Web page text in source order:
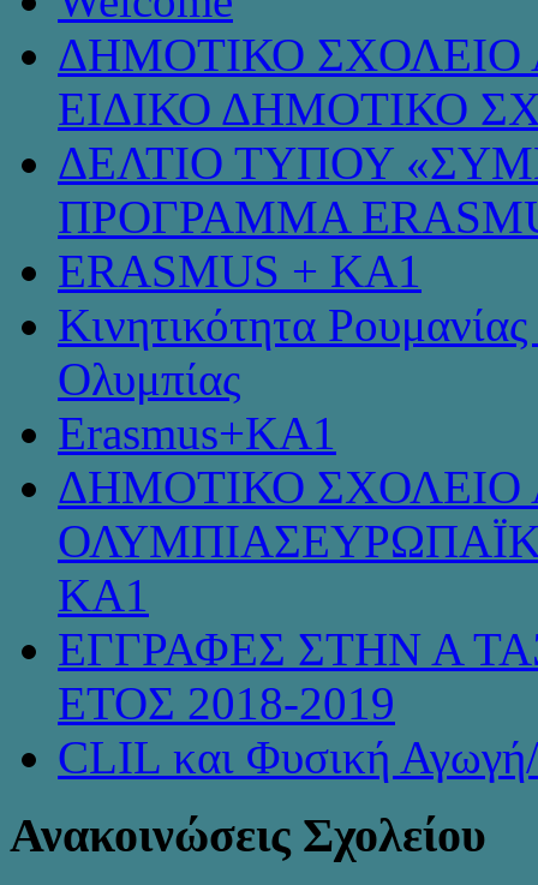
ΔΗΜΟΤΙΚΟ ΣΧΟΛΕΙΟ
ΕΙΔΙΚΟ ΔΗΜΟΤΙΚΟ
ΔΕΛΤΙΟ ΤΥΠΟΥ
ΠΡΟΓΡΑΜΜΑ
ERASMUS + KA1
Κινητικότητα
Ολυμπίας
Erasmus+KA1
ΔΗΜΟΤΙΚΟ ΣΧΟΛΕΙΟ
KA1
ΕΓΓΡΑΦΕΣ ΣΤΗΝ Α
ΕΤΟΣ 2018-2019
CLIL και Φυσική
Ανακοινώσεις Σχολείου